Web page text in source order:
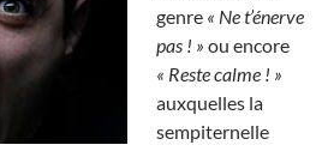
genre « Ne t’énerve
pas ! » ou encore
« Reste calme ! »
auxquelles la
sempiternelle